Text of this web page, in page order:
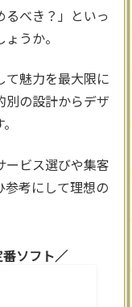
べき？」といっ
うか。
て魅力を最大限に
別の設計からデザ
ービス選びや集客
考にして理想の
ソフト